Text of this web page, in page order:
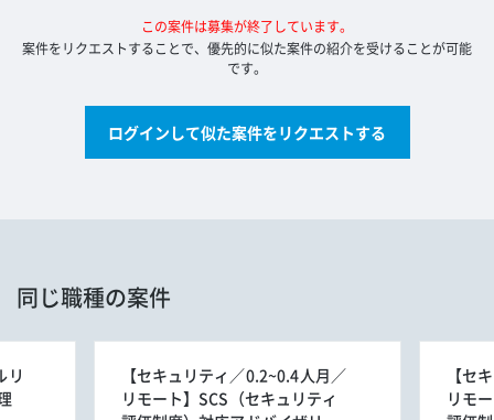
この案件は募集が終了しています。
案件をリクエストすることで、優先的に似た案件の紹介を受けることが可能
です。
ログインして似た案件をリクエストする
同じ職種の案件
リ
【セキュリティ／0.2~0.4人月／
リモート】SCS（セキュリティ
【セ
リモ